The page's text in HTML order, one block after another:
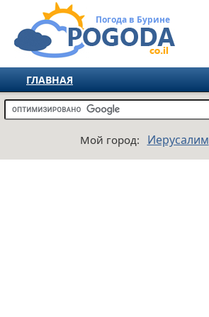
Погода в Бурине
ГЛАВНАЯ
ИЗРАИЛЬ
ЕВРОПА
Мой город: Иерусалим